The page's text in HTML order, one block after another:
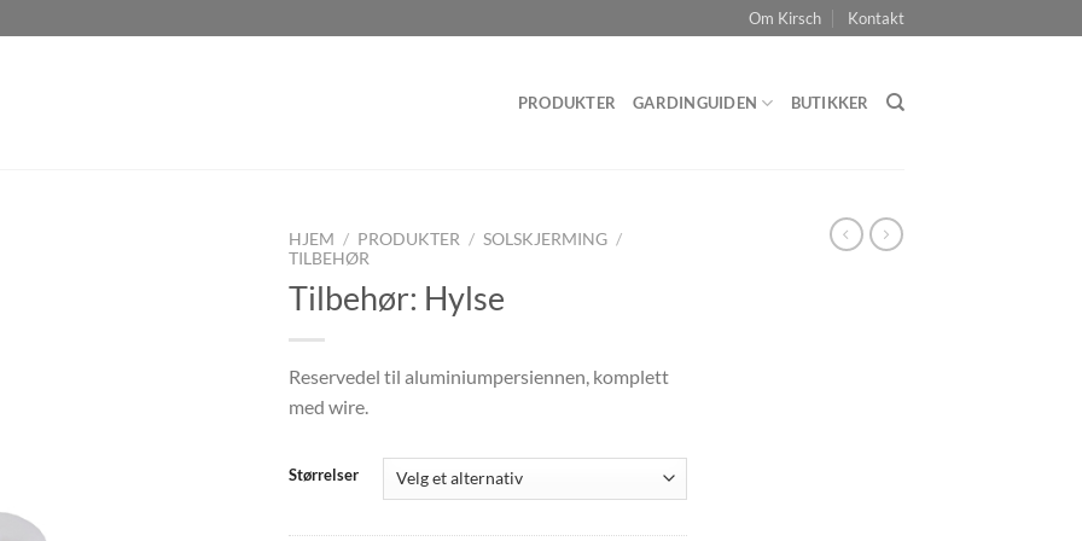
Om Kirsch Kontakt
PRODUKTER GARDINGUIDEN BUTIKKER
HJEM / PRODUKTER / SOLSKJERMING /
TILBEHØR
Tilbehør: Hylse
Reservedel til aluminiumpersiennen, komplett
med wire.
Størrelser